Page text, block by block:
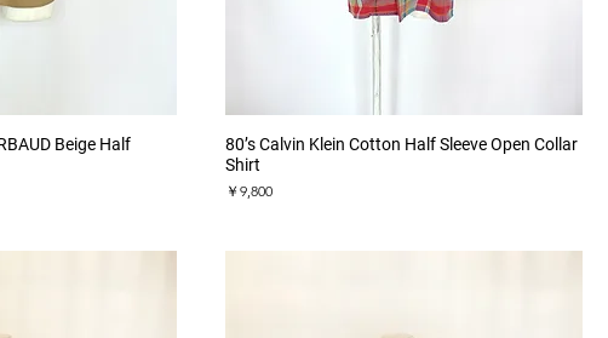
ビューBeige Half
クイックビュー
80’s Calvin Klein Cotton Half Sleeve Open Collar
Shirt
価格
￥9,800